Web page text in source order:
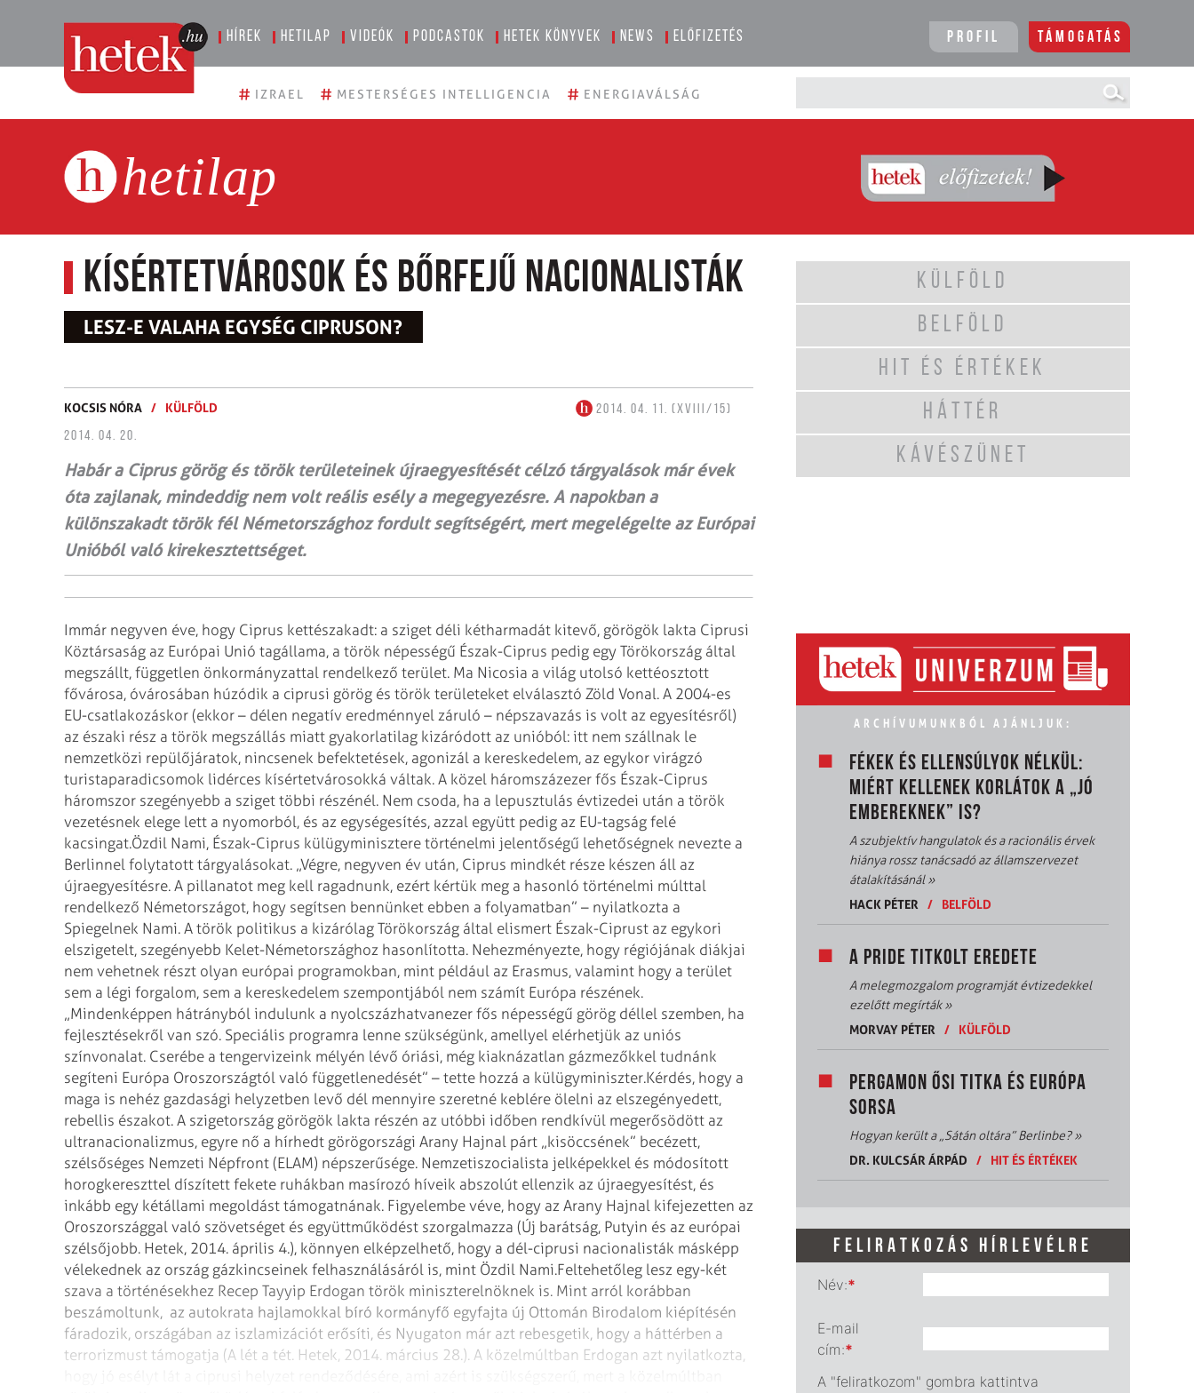
Hírek Hetilap Videók Podcastok Hetek könyvek News Előfizetés Profil Támogatás
# IZRAEL # MESTERSÉGES INTELLIGENCIA # ENERGIAVÁLSÁG
hetilap
Kísértetvárosok és bőrfejű nacionalisták
LESZ-E VALAHA EGYSÉG CIPRUSON?
KOCSIS NÓRA / KÜLFÖLD
2014. 04. 11. (XVIII/15)
2014. 04. 20.
Habár a Ciprus görög és török területeinek újraegyesítését célzó tárgyalások már évek
óta zajlanak, mindeddig nem volt reális esély a megegyezésre. A napokban a
különszakadt török fél Németországhoz fordult segítségért, mert megelégelte az Európai
Unióból való kirekesztettséget.
Immár negyven éve, hogy Ciprus kettészakadt: a sziget déli kétharmadát kitevő, görögök lakta Ciprusi
Köztársaság az Európai Unió tagállama, a török népességű Észak-Ciprus pedig egy Török­ország által
megszállt, független önkormányzattal rendelkező terület. Ma Nicosia a világ utolsó kettéosztott
fővárosa, óvárosában húzódik a ciprusi görög és török területeket elválasztó Zöld Vonal. A 2004-es
EU-csatlakozáskor (ekkor – délen negatív eredménnyel záruló – népszavazás is volt az egyesítésről)
az északi rész a török megszállás miatt gyakorlatilag kizáródott az unióból: itt nem szállnak le
nemzetközi repülőjáratok, nincsenek befektetések, agonizál a kereskedelem, az egykor virágzó
turistaparadicsomok lidérces kísértetvárosokká váltak. A közel háromszázezer fős Észak-Ciprus
háromszor szegényebb a sziget többi részénél. Nem csoda, ha a lepusztulás évtizedei után a török
vezetésnek elege lett a nyomorból, és az egységesítés, azzal együtt pedig az EU-tagság felé
kacsingat.Özdil Nami, Észak-Ciprus külügyminisztere történelmi jelentőségű lehetőségnek nevezte a
Berlinnel folytatott tárgyalásokat. „Végre, negyven év után, Ciprus mindkét része készen áll az
újraegyesítésre. A pillanatot meg kell ragadnunk, ezért kértük meg a hasonló történelmi múlttal
rendelkező Németországot, hogy segítsen bennünket ebben a folyamatban” – nyilatkozta a
Spiegelnek Nami. A török politikus a kizárólag Törökország által elismert Észak-Ciprust az egykori
elszigetelt, szegényebb Kelet-Németországhoz hasonlította. Nehezményezte, hogy régiójának diákjai
nem vehetnek részt olyan európai programokban, mint például az Erasmus, valamint hogy a terület
sem a légi forgalom, sem a kereskedelem szempontjából nem számít Európa részének.
„Mindenképpen hátrányból indulunk a nyolcszázhatvanezer fős népességű görög déllel szemben, ha
fejlesztésekről van szó. Speciális programra lenne szükségünk, amellyel elérhetjük az uniós
színvonalat. Cserébe a tengervizeink mélyén lévő óriási, még kiaknázatlan gázmezőkkel tudnánk
segíteni Európa Oroszországtól való függetlenedését” – tette hozzá a külügyminiszter.Kérdés, hogy a
maga is nehéz gazdasági helyzetben levő dél mennyire szeretné keblére ölelni az elszegényedett,
rebellis északot. A szigetország görögök lakta részén az utóbbi időben rendkívül megerősödött az
ultranacionalizmus, egyre nő a hírhedt görögországi Arany Hajnal párt „kisöccsének” becézett,
szélsőséges Nemzeti Népfront (ELAM) népszerűsége. Nemzetiszocialista jelképekkel és módosított
horogkereszttel díszített fekete ruhákban masírozó híveik abszolút ellenzik az újraegyesítést, és
inkább egy kétállami megoldást támogatnának. Figyelembe véve, hogy az Arany Hajnal kifejezetten az
Oroszországgal való szövetséget és együttműködést szorgalmazza (Új barátság, Putyin és az európai
szélsőjobb. Hetek, 2014. április 4.), könnyen elképzelhető, hogy a dél-ciprusi nacionalisták másképp
vélekednek az ország gázkincseinek felhasználásáról is, mint Özdil Nami.Feltehetőleg lesz egy-két
szava a történésekhez Recep Tayyip Erdogan török miniszterelnöknek is. Mint arról korábban
beszámoltunk, az autokrata hajlamokkal bíró kormányfő egyfajta új Ottomán Birodalom kiépítésén
fáradozik, országában az iszlamizációt erősíti, és Nyugaton már azt rebesgetik, hogy a háttérben a
terrorizmust támogatja (A lét a tét. Hetek, 2014. március 28.). A közelmúltban Erdogan azt nyilatkozta,
KÜLFÖLD
BELFÖLD
HIT ÉS ÉRTÉKEK
HÁTTÉR
KÁVÉSZÜNET
ARCHÍVUMUNKBÓL AJÁNLJUK:
FÉKEK ÉS ELLENSÚLYOK NÉLKÜL:
MIÉRT KELLENEK KORLÁTOK A „JÓ
EMBEREKNEK” IS?
A szubjektív hangulatok és a racionális érvek
hiánya rossz tanácsadó az államszervezet
átalakításánál»
HACK PÉTER
/ BELFÖLD
A PRIDE TITKOLT EREDETE
A melegmozgalom programját évtizedekkel
ezelőtt megírták»
MORVAY PÉTER
/ KÜLFÖLD
PERGAMON ŐSI TITKA ÉS EURÓPA
SORSA
Hogyan került a „Sátán oltára” Berlinbe?»
DR. KULCSÁR ÁRPÁD
/ HIT ÉS ÉRTÉKEK
FELIRATKOZÁS HÍRLEVÉLRE
Név:*
E-mail
cím:*
A "feliratkozom" gombra kattintva